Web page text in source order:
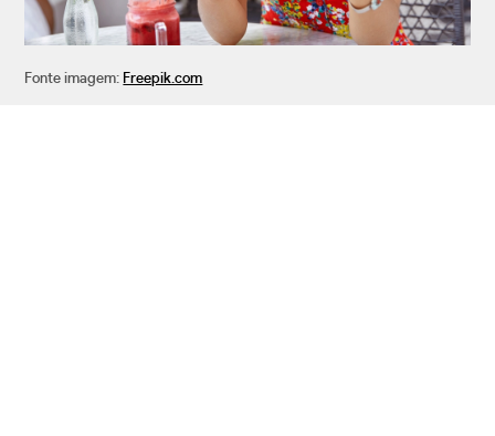
Fonte imagem: Freepik.com